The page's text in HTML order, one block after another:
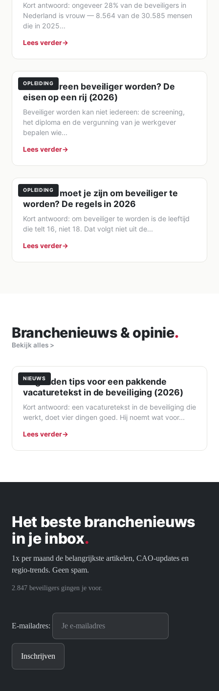
Kort antwoord: ongeveer 28% van de beveiligers in
Nederland is vrouw — 8.564 van de 30.585 mensen
die in 2025...
Lees verder
OPLEIDING
Kan iedereen beveiliger worden? De
eisen op een rij (2026)
Beveiliger worden kan niet iedereen: de screening,
het diploma en de vergunning van je werkgever
bepalen wie...
Lees verder
OPLEIDING
Hoe oud moet je zijn om beveiliger te
worden? De regels in 2026
Kort antwoord: om beveiliger te worden is de leeftijd
die telt 16, niet 18. Dat volgt niet uit de...
Lees verder
Branchenieuws & opinie.
Bekijk alles >
NIEUWS
10 gouden tips voor een pakkende
vacaturetekst in de beveiliging (2026)
Kort antwoord: een vacaturetekst in de beveiliging die
werkt, doet vier dingen goed. Hij noemt wat voor...
Lees verder
Het beste branchenieuws
in je inbox.
1x per maand de belangrijkste artikelen, CAO-updates en
regio-trends. Geen spam.
2.847 beveiligers gingen je voor.
E-mailadres: